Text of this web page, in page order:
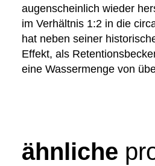
augenscheinlich wieder
im Verhältnis 1:2 in die
hat neben seiner
Effekt, als
eine Wassermenge von
ähnliche